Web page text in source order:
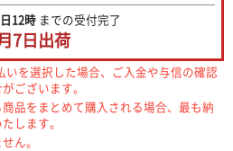
12時 までの受付完了
7日出荷
を選択した場合、ご入金や与信の確認
ございます。
品をまとめて購入される場合、最も納
します。
ん。